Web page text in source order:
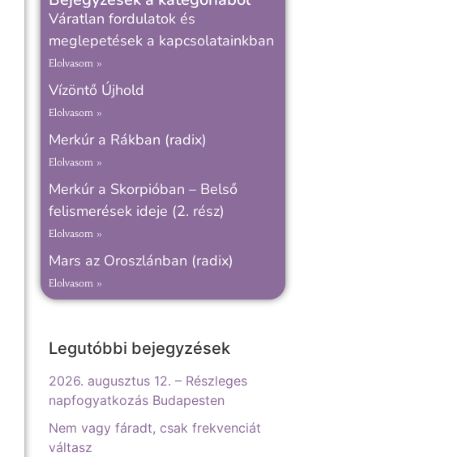
Váratlan fordulatok és
meglepetések a kapcsolatainkban
Elolvasom »
Vízöntő Újhold
Elolvasom »
Merkúr a Rákban (radix)
Elolvasom »
Merkúr a Skorpióban – Belső
felismerések ideje (2. rész)
Elolvasom »
Mars az Oroszlánban (radix)
Elolvasom »
Legutóbbi bejegyzések
2026. augusztus 12. – Részleges
napfogyatkozás Budapesten
Nem vagy fáradt, csak frekvenciát
váltasz